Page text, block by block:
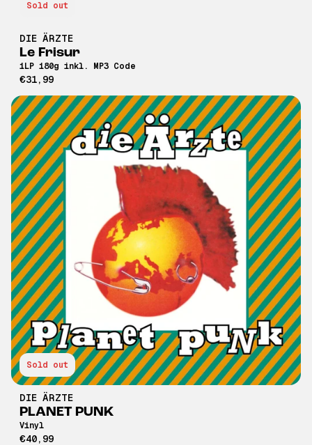
Sold out
DIE ÄRZTE
Le Frisur
1LP 180g inkl. MP3 Code
€31,99
Sold out
DIE ÄRZTE
PLANET PUNK
Vinyl
€40,99